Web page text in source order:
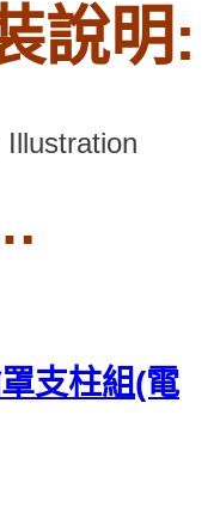
說明:
支柱組(電